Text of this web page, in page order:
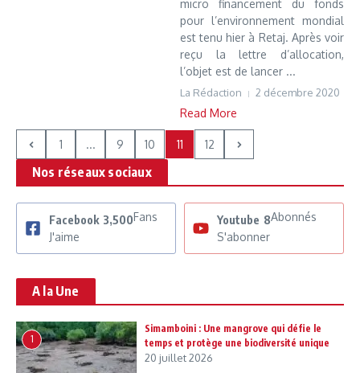
micro financement du fonds
pour l’environnement mondial
est tenu hier à Retaj. Après voir
reçu la lettre d’allocation,
l’objet est de lancer ...
La Rédaction 2 décembre 2020
Read More
1 ... 9 10 11 12
Nos réseaux sociaux
Facebook 3,500Fans
J'aime
Youtube 8Abonnés
S'abonner
A la Une
1
Simamboini : Une mangrove qui défie le
temps et protège une biodiversité unique
20 juillet 2026